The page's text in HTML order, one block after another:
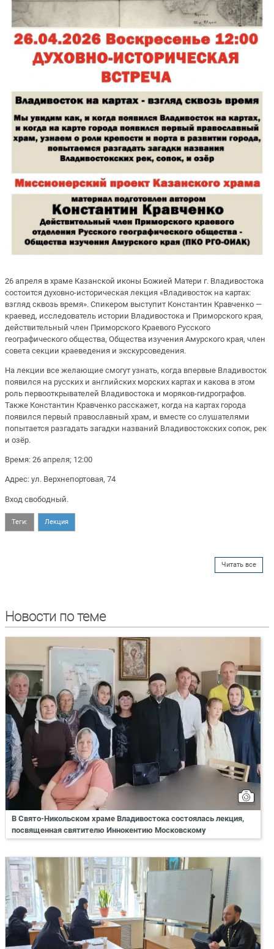
26 апреля в храме Казанской иконы Божией Матери г. Владивостока
состоится духовно-историческая лекция «Владивосток на картах:
взгляд сквозь время». Спикером выступит Константин Кравченко —
краевед, исследователь истории Владивостока и Приморского края,
действительный член Приморского Краевого Русского
географического общества, Общества изучения Амурского края, член
совета секции краеведения и экскурсоведения.
На лекции все желающие смогут узнать, когда впервые Владивосток
появился на русских и английских морских картах и какова в этом
роль первооткрывателей Владивостока и моряков-гидрографов.
Также Константин Кравченко расскажет, когда на картах города
появился первый православный храм, и вместе со слушателями
попытается разгадать загадки названий Владивостокских сопок, рек
и озёр.
Время: 26 апреля; 12:00
Адрес: ул. Верхнепортовая, 74
Вход свободный.
Теги: Лекция
Читать все
Новости по теме
В Свято-Никольском храме Владивостока состоялась лекция,
посвященная святителю Иннокентию Московскому